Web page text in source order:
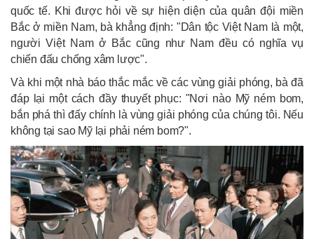
quốc tế. Khi được hỏi về sự hiện diện của quân đội miền
Bắc ở miền Nam, bà khẳng định: "Dân tộc Việt Nam là một,
người Việt Nam ở Bắc cũng như Nam đều có nghĩa vụ
chiến đấu chống xâm lược".
Và khi một nhà báo thắc mắc về các vùng giải phóng, bà đã
đáp lại một cách đầy thuyết phục: "Nơi nào Mỹ ném bom,
bắn phá thì đấy chính là vùng giải phóng của chúng tôi. Nếu
không tại sao Mỹ lại phải ném bom?".